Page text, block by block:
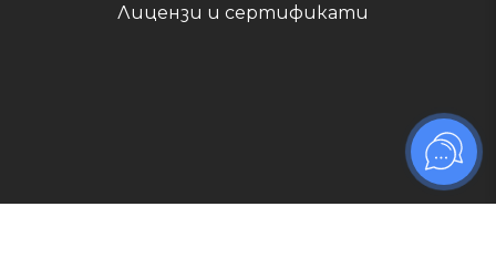
Лицензи и сертификати